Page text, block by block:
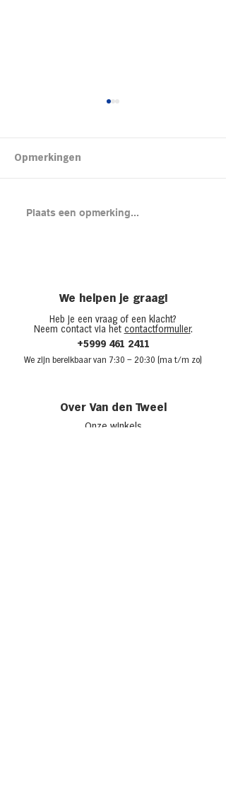
Kipsalon
Opmerkingen
Plaats een opmerking...
We helpen je graag!
Heb je een vraag of een klacht?
Neem contact via het contactformulier.
+5999 461 2411
We zijn bereikbaar van 7:30 – 20:30 (ma t/m zo)
Over Van den Tweel
Onze winkels